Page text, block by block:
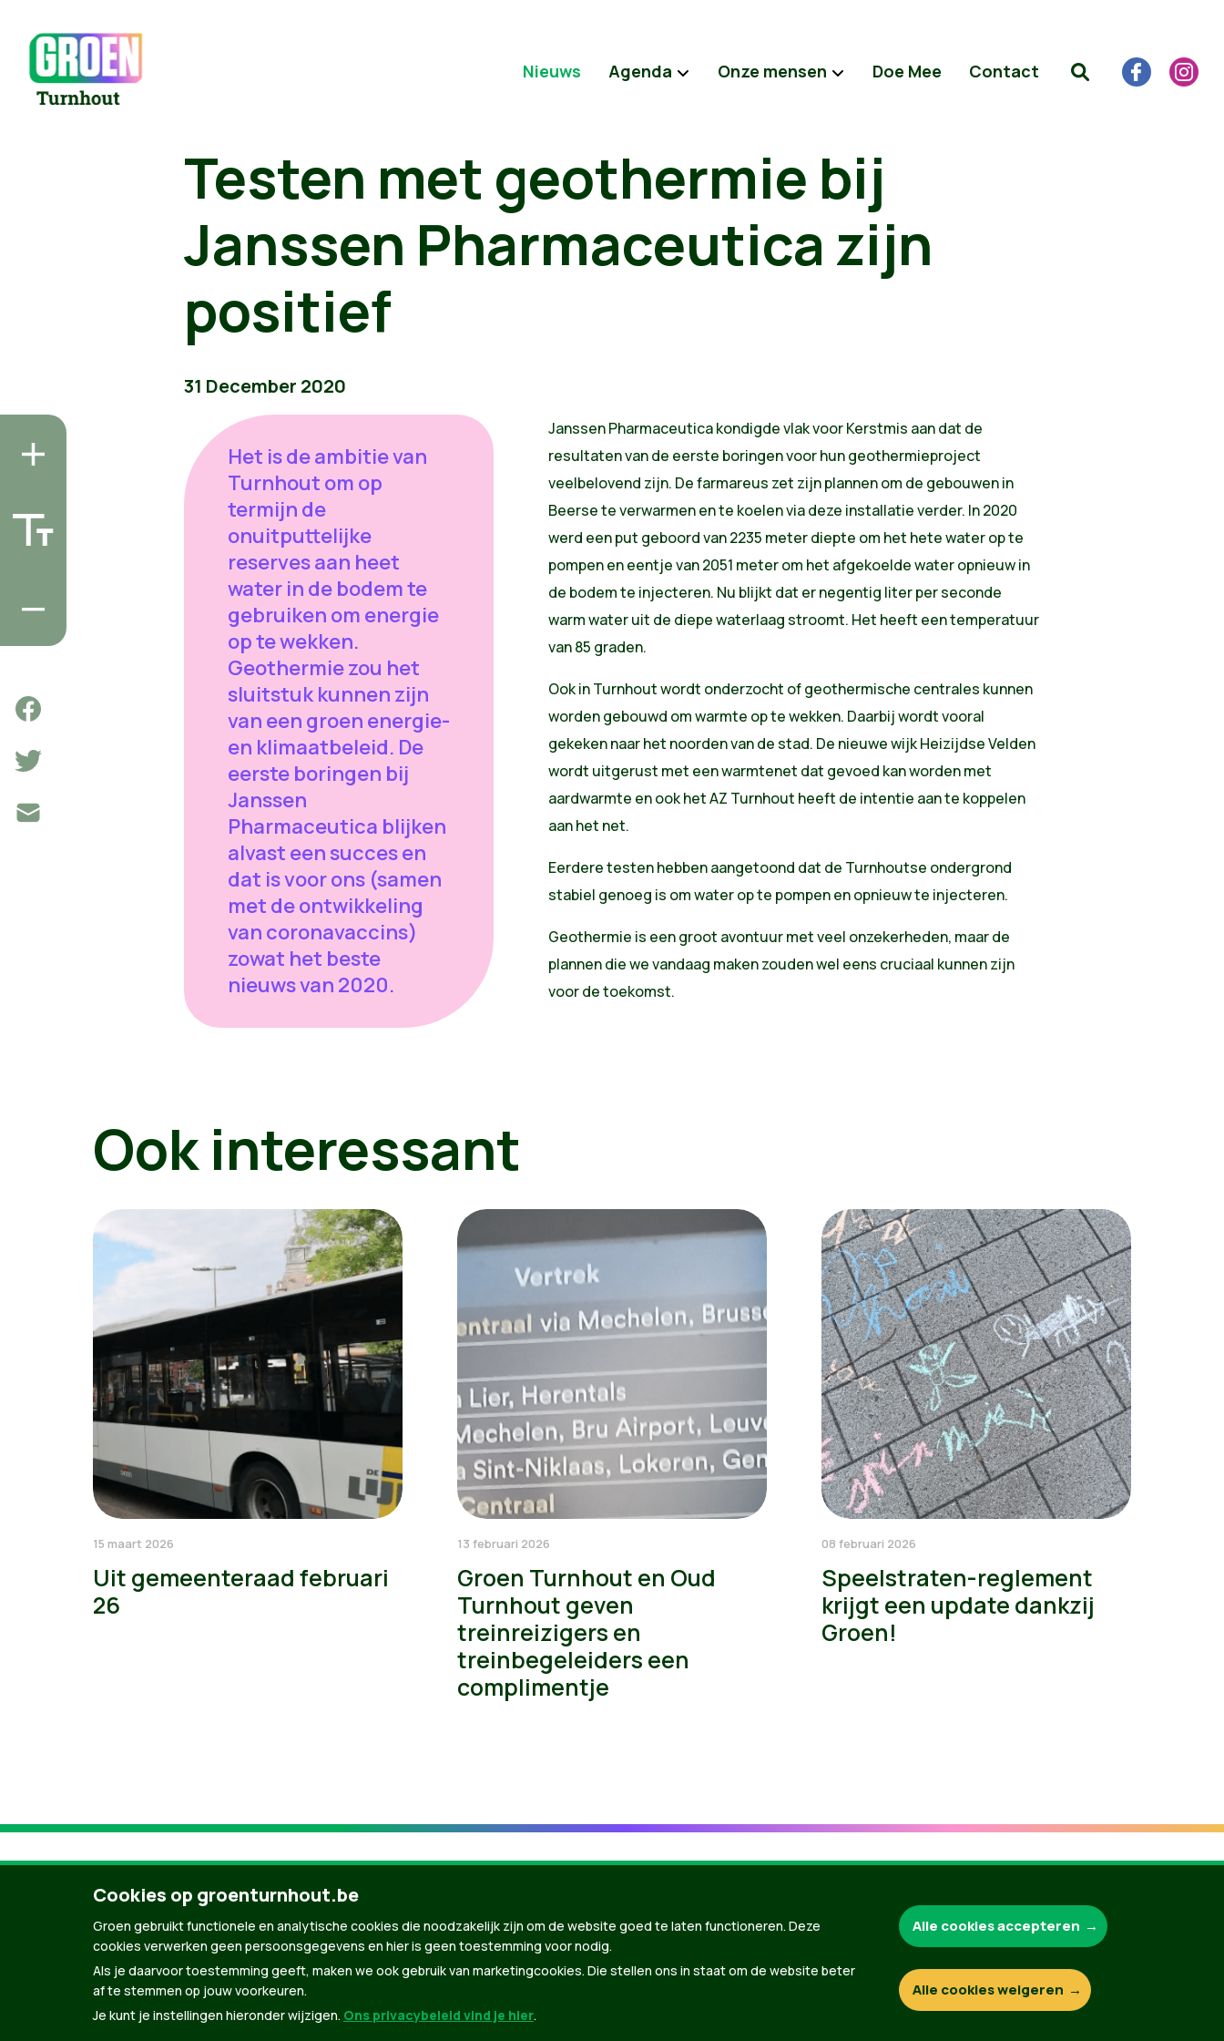
Nieuws Agenda Onze mensen Doe Mee Contact
Testen met geothermie bij
Janssen Pharmaceutica zijn
positief
31 December 2020
Het is de ambitie van
Turnhout om op
termijn de
onuitputtelijke
reserves aan heet
water in de bodem te
gebruiken om energie
op te wekken.
Geothermie zou het
sluitstuk kunnen zijn
van een groen energie-
en klimaatbeleid. De
eerste boringen bij
Janssen
Pharmaceutica blijken
alvast een succes en
dat is voor ons (samen
met de ontwikkeling
van coronavaccins)
zowat het beste
nieuws van 2020.
Janssen Pharmaceutica kondigde vlak voor Kerstmis aan dat de
resultaten van de eerste boringen voor hun geothermieproject
veelbelovend zijn. De farmareus zet zijn plannen om de gebouwen in
Beerse te verwarmen en te koelen via deze installatie verder. In 2020
werd een put geboord van 2235 meter diepte om het hete water op te
pompen en eentje van 2051 meter om het afgekoelde water opnieuw in
de bodem te injecteren. Nu blijkt dat er negentig liter per seconde
warm water uit de diepe waterlaag stroomt. Het heeft een temperatuur
van 85 graden.
Ook in Turnhout wordt onderzocht of geothermische centrales kunnen
worden gebouwd om warmte op te wekken. Daarbij wordt vooral
gekeken naar het noorden van de stad. De nieuwe wijk Heizijdse Velden
wordt uitgerust met een warmtenet dat gevoed kan worden met
aardwarmte en ook het AZ Turnhout heeft de intentie aan te koppelen
aan het net.
Eerdere testen hebben aangetoond dat de Turnhoutse ondergrond
stabiel genoeg is om water op te pompen en opnieuw te injecteren.
Geothermie is een groot avontuur met veel onzekerheden, maar de
plannen die we vandaag maken zouden wel eens cruciaal kunnen zijn
voor de toekomst.
Ook interessant
15 maart 2026
Uit gemeenteraad februari
26
13 februari 2026
Groen Turnhout en Oud
Turnhout geven
treinreizigers en
treinbegeleiders een
complimentje
08 februari 2026
Speelstraten-reglement
krijgt een update dankzij
Groen!
Groen.be
© Copyright Groen 2026 | Gemaakt metNationBuilder| Gebouwd door
Cookies op groenturnhout.be
Groen gebruikt functionele en analytische cookies die noodzakelijk zijn om de website goed te laten functioneren. Deze
cookies verwerken geen persoonsgegevens en hier is geen toestemming voor nodig.
Als je daarvoor toestemming geeft, maken we ook gebruik van marketingcookies. Die stellen ons in staat om de website beter
af te stemmen op jouw voorkeuren.
Je kunt je instellingen hieronder wijzigen. Ons privacybeleid vind je hier.
Alle cookies accepteren
Alle cookies weigeren